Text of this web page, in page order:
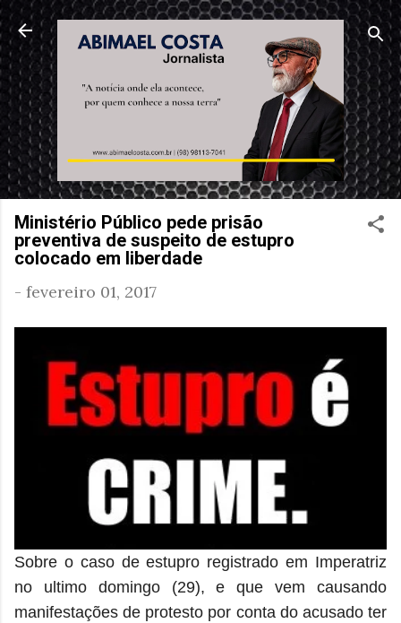
Pular para o conteúdo principal
Ministério Público pede prisão
preventiva de suspeito de estupro
colocado em liberdade
- fevereiro 01, 2017
Sobre o caso de estupro registrado em Imperatriz
no ultimo domingo (29), e que vem causando
manifestações de protesto por conta do acusado ter